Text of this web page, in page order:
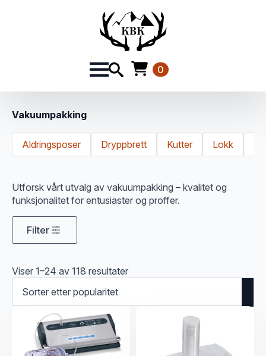
0
Vakuumpakking
Aldringsposer Dryppbrett Kutter Lokk
Utforsk vårt utvalg av vakuumpakking – kvalitet og
funksjonalitet for entusiaster og proffer.
Filter
Viser 1–24 av 118 resultaterSortert